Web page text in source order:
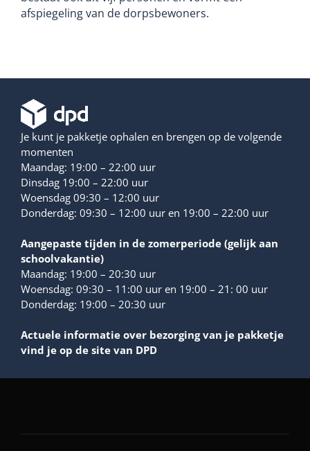
afspiegeling van de dorpsbewoners.
Je kunt je pakketje ophalen en brengen op de volgende
momenten
Maandag: 19:00 – 22:00 uur
Dinsdag 19:00 – 22:00 uur
Woensdag 09:30 – 12:00 uur
Donderdag: 09:30 – 12:00 uur en 19:00 – 22:00 uur
Aangepaste tijden in de zomerperiode (gelijk aan
schoolvakantie)
Maandag: 19:00 – 20:30 uur
Woensdag: 09:30 – 11:00 uur en 19:00 – 21: 00 uur
Donderdag: 19:00 – 20:30 uur
Actuele informatie over bezorging van je pakketje
vind je op de site van DPD